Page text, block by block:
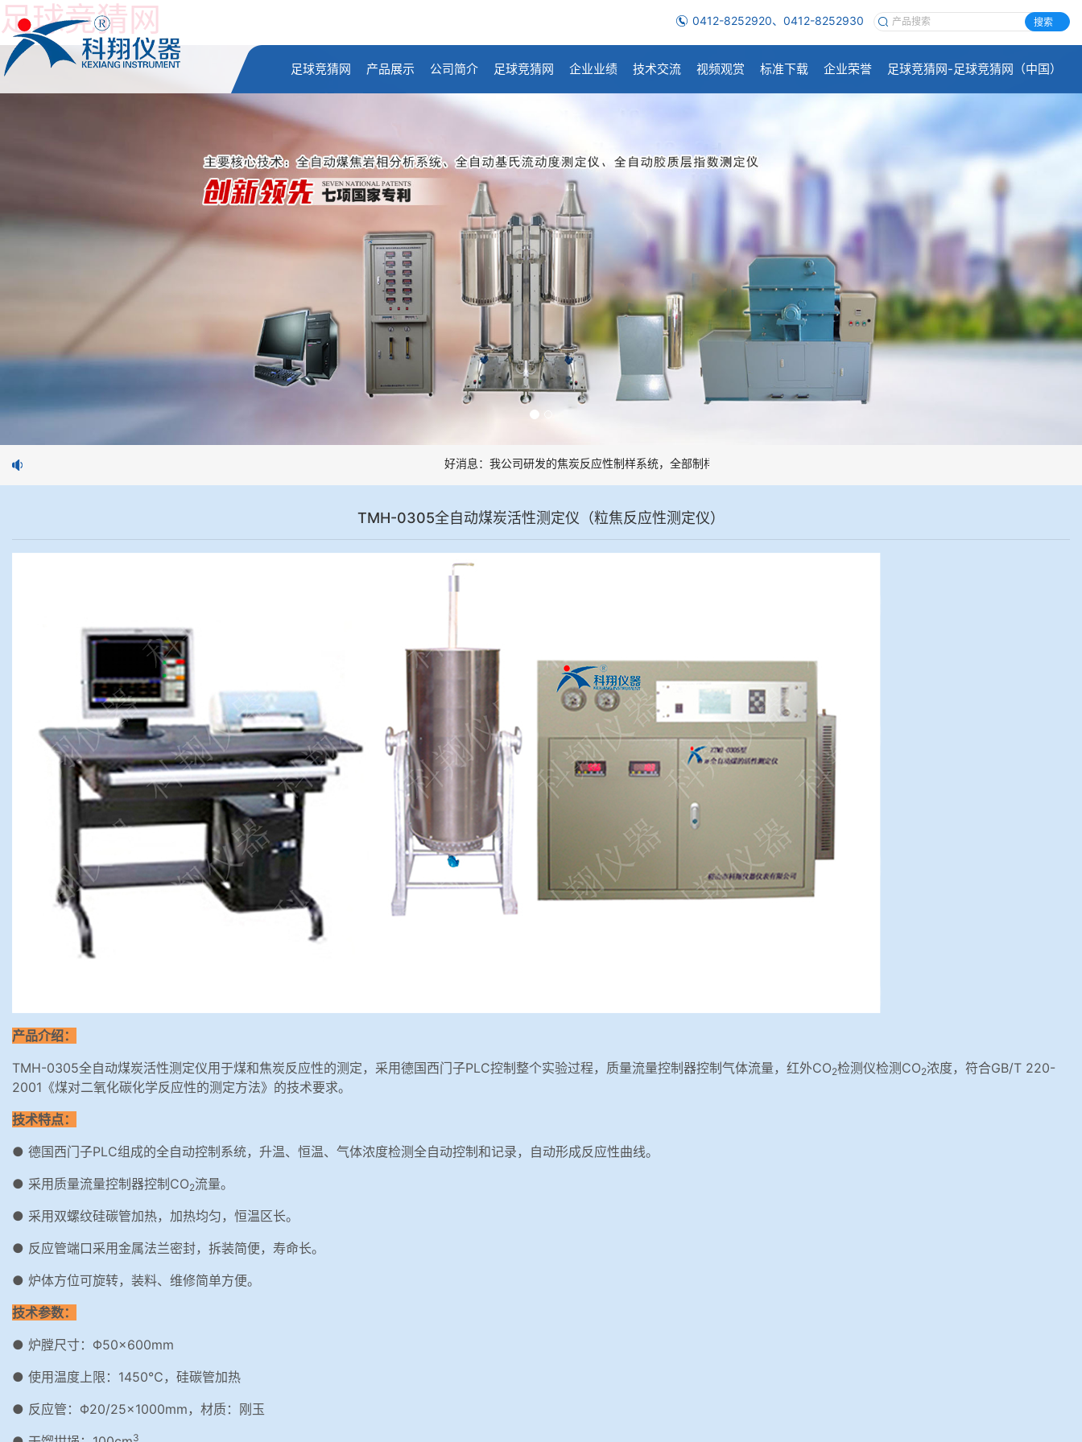
足球竞猜网 0412-8252920、0412-8252930 搜索
足球竞猜网 产品展示 公司简介 足球竞猜网 企业业绩 技术交流 视频观赏 标准下载 企业荣誉 足球竞猜网-足球竞猜网（中国）
好消息：我公司研发的焦炭反应性制样系统，全部制样过程机械化操作，没有人为误差，焦球形状与人工制焦球法一致或优于人工
TMH-0305全自动煤炭活性测定仪（粒焦反应性测定仪）
产品介绍：
TMH-0305全自动煤炭活性测定仪用于煤和焦炭反应性的测定，采用德国西门子PLC控制整个实验过程，质量流量控制器控制气体流量，红外CO2检测仪检测CO2浓度，符合GB/T 220-
2001《煤对二氧化碳化学反应性的测定方法》的技术要求。
技术特点：
● 德国西门子PLC组成的全自动控制系统，升温、恒温、气体浓度检测全自动控制和记录，自动形成反应性曲线。
● 采用质量流量控制器控制CO2流量。
● 采用双螺纹硅碳管加热，加热均匀，恒温区长。
● 反应管端口采用金属法兰密封，拆装简便，寿命长。
● 炉体方位可旋转，装料、维修简单方便。
技术参数：
● 炉膛尺寸：Φ50×600mm
● 使用温度上限：1450℃，硅碳管加热
● 反应管：Φ20/25×1000mm，材质：刚玉
3